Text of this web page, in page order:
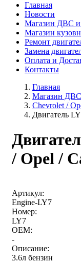
Главная
Новости
Магазин ДВС и
Магазин
Ремонт
Замена
Оплата и
Контакты
Главная
Магазин ДВС
Chevrolet /
Двигатель
/ Opel /
Артикул:
Engine-LY7
Номер:
LY7
OEM:
-
Описание:
3.6л бензин